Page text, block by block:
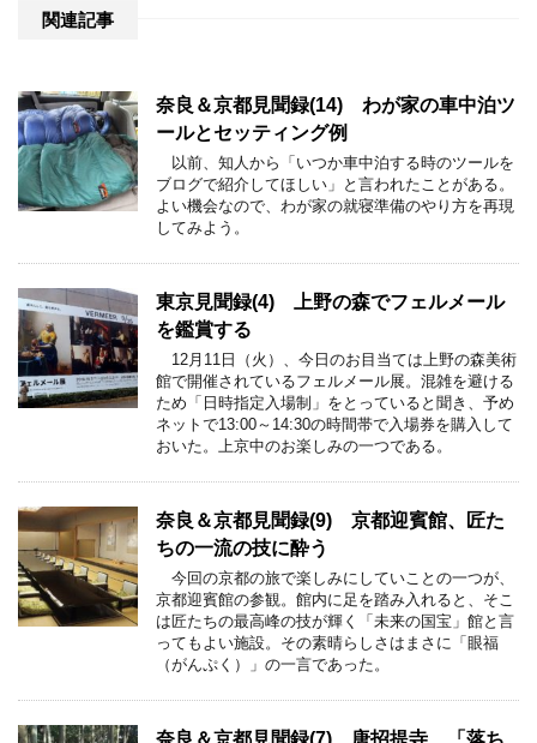
関連記事
奈良＆京都見聞録(14) わが家の車中泊ツ
ールとセッティング例
以前、知人から「いつか車中泊する時のツールを
ブログで紹介してほしい」と言われたことがある。
よい機会なので、わが家の就寝準備のやり方を再現
してみよう。
東京見聞録(4) 上野の森でフェルメール
を鑑賞する
12月11日（火）、今日のお目当ては上野の森美術
館で開催されているフェルメール展。混雑を避ける
ため「日時指定入場制」をとっていると聞き、予め
ネットで13:00～14:30の時間帯で入場券を購入して
おいた。上京中のお楽しみの一つである。
奈良＆京都見聞録(9) 京都迎賓館、匠た
ちの一流の技に酔う
今回の京都の旅で楽しみにしていことの一つが、
京都迎賓館の参観。館内に足を踏み入れると、そこ
は匠たちの最高峰の技が輝く「未来の国宝」館と言
ってもよい施設。その素晴らしさはまさに「眼福
（がんぷく）」の一言であった。